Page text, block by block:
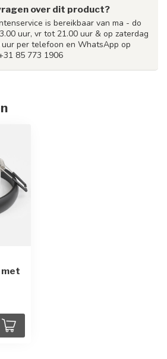
over dit product?
is bereikbaar van ma - do
uur, vr tot 21.00 uur & op zaterdag
per telefoon en WhatsApp op
85 773 1906